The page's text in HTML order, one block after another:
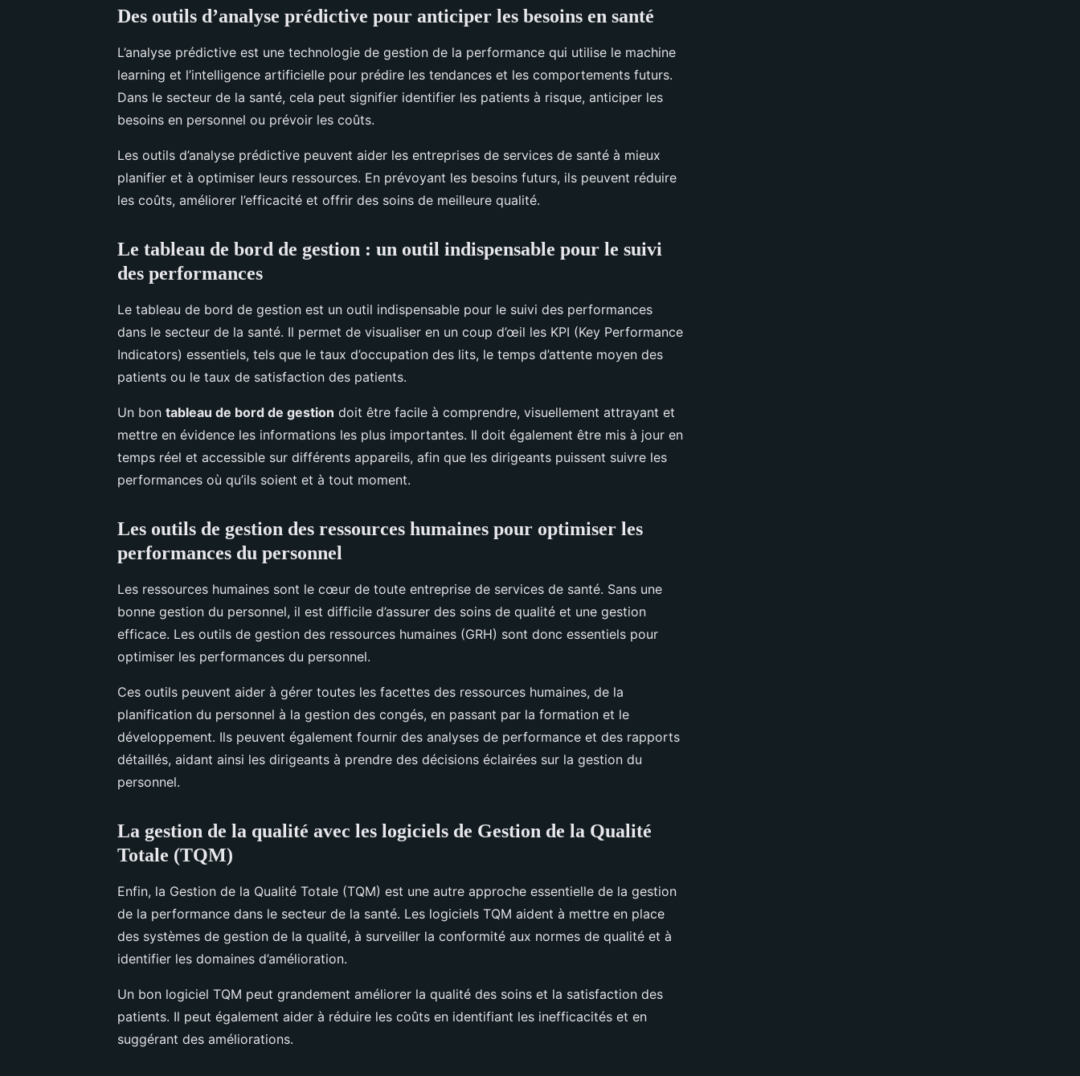
Des outils d’analyse prédictive pour anticiper les besoins en santé
L’analyse prédictive est une technologie de gestion de la performance qui utilise le machine
learning et l’intelligence artificielle pour prédire les tendances et les comportements futurs.
Dans le secteur de la santé, cela peut signifier identifier les patients à risque, anticiper les
besoins en personnel ou prévoir les coûts.
Les outils d’analyse prédictive peuvent aider les entreprises de services de santé à mieux
planifier et à optimiser leurs ressources. En prévoyant les besoins futurs, ils peuvent réduire
les coûts, améliorer l’efficacité et offrir des soins de meilleure qualité.
Le tableau de bord de gestion : un outil indispensable pour le suivi
des performances
Le tableau de bord de gestion est un outil indispensable pour le suivi des performances
dans le secteur de la santé. Il permet de visualiser en un coup d’œil les KPI (Key Performance
Indicators) essentiels, tels que le taux d’occupation des lits, le temps d’attente moyen des
patients ou le taux de satisfaction des patients.
Un bon tableau de bord de gestion doit être facile à comprendre, visuellement attrayant et
mettre en évidence les informations les plus importantes. Il doit également être mis à jour en
temps réel et accessible sur différents appareils, afin que les dirigeants puissent suivre les
performances où qu’ils soient et à tout moment.
Les outils de gestion des ressources humaines pour optimiser les
performances du personnel
Les ressources humaines sont le cœur de toute entreprise de services de santé. Sans une
bonne gestion du personnel, il est difficile d’assurer des soins de qualité et une gestion
efficace. Les outils de gestion des ressources humaines (GRH) sont donc essentiels pour
optimiser les performances du personnel.
Ces outils peuvent aider à gérer toutes les facettes des ressources humaines, de la
planification du personnel à la gestion des congés, en passant par la formation et le
développement. Ils peuvent également fournir des analyses de performance et des rapports
détaillés, aidant ainsi les dirigeants à prendre des décisions éclairées sur la gestion du
personnel.
La gestion de la qualité avec les logiciels de Gestion de la Qualité
Totale (TQM)
Enfin, la Gestion de la Qualité Totale (TQM) est une autre approche essentielle de la gestion
de la performance dans le secteur de la santé. Les logiciels TQM aident à mettre en place
des systèmes de gestion de la qualité, à surveiller la conformité aux normes de qualité et à
identifier les domaines d’amélioration.
Un bon logiciel TQM peut grandement améliorer la qualité des soins et la satisfaction des
patients. Il peut également aider à réduire les coûts en identifiant les inefficacités et en
suggérant des améliorations.